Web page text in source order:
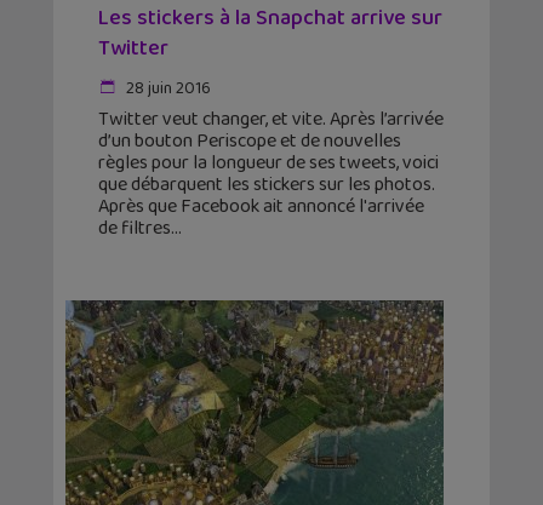
Les stickers à la Snapchat arrive sur
Twitter
28 juin 2016
Twitter veut changer, et vite. Après l’arrivée
d’un bouton Periscope et de nouvelles
règles pour la longueur de ses tweets, voici
que débarquent les stickers sur les photos.
Après que Facebook ait annoncé l'arrivée
de filtres